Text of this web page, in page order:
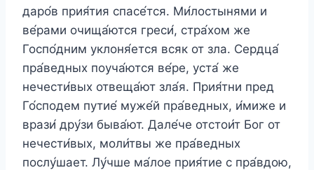
даро́в прия́тия спасе́тся. Ми́лостынями и
ве́рами очища́ются греси́, стра́хом же
Госпо́дним уклоня́ется всяк от зла. Сердца́
пра́ведных поуча́ются ве́ре, уста́ же
нечести́вых отвеща́ют зла́я. Прия́тни пред
Го́сподем путие́ муже́й пра́ведных, и́миже и
врази́ дру́зи быва́ют. Дале́че отстои́т Бог от
нечести́вых, моли́твы же пра́ведных
послу́шает. Лу́чше ма́лое прия́тие с пра́вдою,